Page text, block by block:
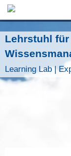
Lehrstuhl
Learning Lab |